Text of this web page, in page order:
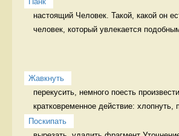
настоящий Человек. Такой, какой он
человек, который увлекается
Жавкнуть
перекусить, немного поесть
кратковременное действие: хлопнуть,
Поскипать